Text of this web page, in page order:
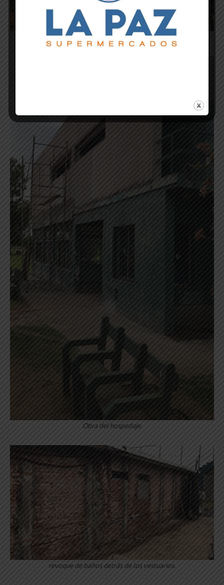
Obra del hospedaje.
Obra del hospedaje.
revoque de baños detrás de los vestuarios.